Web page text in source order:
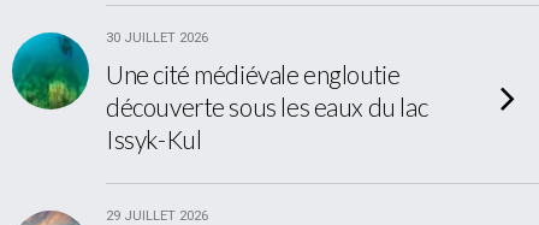
30 JUILLET 2026
Une cité médiévale engloutie
découverte sous les eaux du lac
Issyk-Kul
29 JUILLET 2026